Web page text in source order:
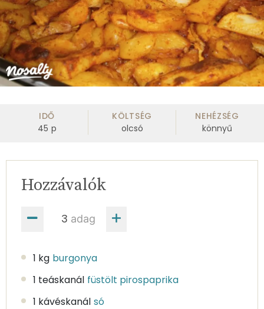
IDŐ
45 p
KÖLTSÉG
olcsó
NEHÉZSÉG
könnyű
adag
Hozzávalók
1 kg burgonya
1 teáskanál füstölt pirospaprika
1 kávéskanál só